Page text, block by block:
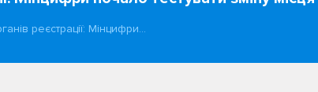
реєстрації: Мінцифри…